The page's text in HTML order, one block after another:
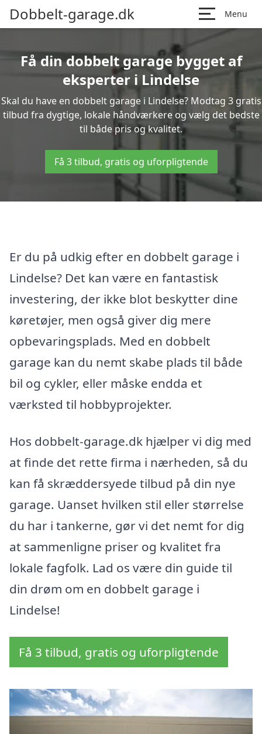
Dobbelt-garage.dk Menu
Få din dobbelt garage bygget af
eksperter i Lindelse
Skal du have en dobbelt garage i Lindelse? Modtag 3 gratis
tilbud fra dygtige, lokale håndværkere og vælg det bedste
til både pris og kvalitet.
Få 3 tilbud, gratis og uforpligtende
Er du på udkig efter en dobbelt garage i
Lindelse? Det kan være en fantastisk
investering, der ikke blot beskytter dine
køretøjer, men også giver dig mere
opbevaringsplads. Med en dobbelt
garage kan du nemt skabe plads til både
bil og cykler, eller måske endda et
værksted til hobbyprojekter.
Hos dobbelt-garage.dk hjælper vi dig med
at finde det rette firma i nærheden, så du
kan få skræddersyede tilbud på din nye
garage. Uanset hvilken stil eller størrelse
du har i tankerne, gør vi det nemt for dig
at sammenligne priser og kvalitet fra
lokale fagfolk. Lad os være din guide til
din drøm om en dobbelt garage i
Lindelse!
Få 3 tilbud, gratis og uforpligtende